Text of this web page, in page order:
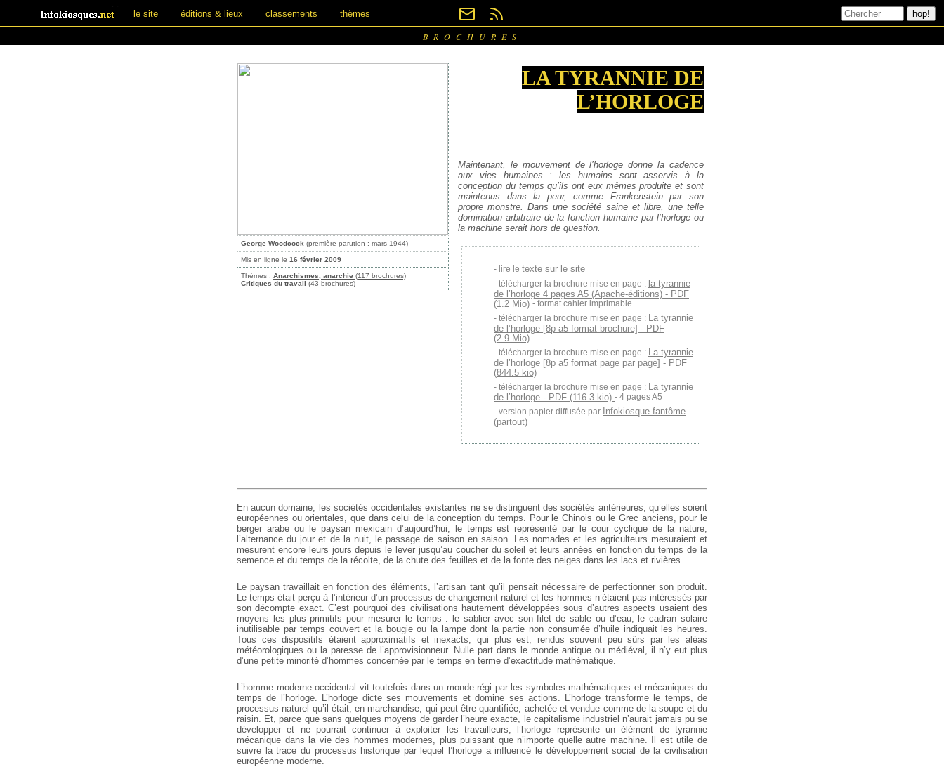
le site éditions & lieux classements thèmes
BROCHURES
George Woodcock (première parution : mars 1944)
Mis en ligne le 16 février 2009
Thèmes : Anarchismes, anarchie (117 brochures)
Critiques du travail (43 brochures)
LA TYRANNIE DE
L’HORLOGE
Maintenant, le mouvement de l’horloge donne la cadence
aux vies humaines : les humains sont asservis à la
conception du temps qu’ils ont eux mêmes produite et sont
maintenus dans la peur, comme Frankenstein par son
propre monstre. Dans une société saine et libre, une telle
domination arbitraire de la fonction humaine par l’horloge ou
la machine serait hors de question.
lire le texte sur le site
télécharger la brochure mise en page : la tyrannie
de l’horloge 4 pages A5 (Apache-éditions) - PDF
(1.2 Mio) - format cahier imprimable
télécharger la brochure mise en page : La tyrannie
de l’horloge [8p a5 format brochure] - PDF
(2.9 Mio)
télécharger la brochure mise en page : La tyrannie
de l’horloge [8p a5 format page par page] - PDF
(844.5 kio)
télécharger la brochure mise en page : La tyrannie
de l’horloge - PDF (116.3 kio) - 4 pages A5
version papier diffusée par Infokiosque fantôme
(partout)
En aucun domaine, les sociétés occidentales existantes ne se distinguent des sociétés antérieures, qu’elles soient
européennes ou orientales, que dans celui de la conception du temps. Pour le Chinois ou le Grec anciens, pour le
berger arabe ou le paysan mexicain d’aujourd’hui, le temps est représenté par le cour cyclique de la nature,
l’alternance du jour et de la nuit, le passage de saison en saison. Les nomades et les agriculteurs mesuraient et
mesurent encore leurs jours depuis le lever jusqu’au coucher du soleil et leurs années en fonction du temps de la
semence et du temps de la récolte, de la chute des feuilles et de la fonte des neiges dans les lacs et rivières.
Le paysan travaillait en fonction des éléments, l’artisan tant qu’il pensait nécessaire de perfectionner son produit.
Le temps était perçu à l’intérieur d’un processus de changement naturel et les hommes n’étaient pas intéressés par
son décompte exact. C’est pourquoi des civilisations hautement développées sous d’autres aspects usaient des
moyens les plus primitifs pour mesurer le temps : le sablier avec son filet de sable ou d’eau, le cadran solaire
inutilisable par temps couvert et la bougie ou la lampe dont la partie non consumée d’huile indiquait les heures.
Tous ces dispositifs étaient approximatifs et inexacts, qui plus est, rendus souvent peu sûrs par les aléas
météorologiques ou la paresse de l’approvisionneur. Nulle part dans le monde antique ou médiéval, il n’y eut plus
d’une petite minorité d’hommes concernée par le temps en terme d’exactitude mathématique.
L’homme moderne occidental vit toutefois dans un monde régi par les symboles mathématiques et mécaniques du
temps de l’horloge. L’horloge dicte ses mouvements et domine ses actions. L’horloge transforme le temps, de
processus naturel qu’il était, en marchandise, qui peut être quantifiée, achetée et vendue comme de la soupe et du
raisin. Et, parce que sans quelques moyens de garder l’heure exacte, le capitalisme industriel n’aurait jamais pu se
développer et ne pourrait continuer à exploiter les travailleurs, l’horloge représente un élément de tyrannie
mécanique dans la vie des hommes modernes, plus puissant que n’importe quelle autre machine. Il est utile de
suivre la trace du processus historique par lequel l’horloge a influencé le développement social de la civilisation
européenne moderne.